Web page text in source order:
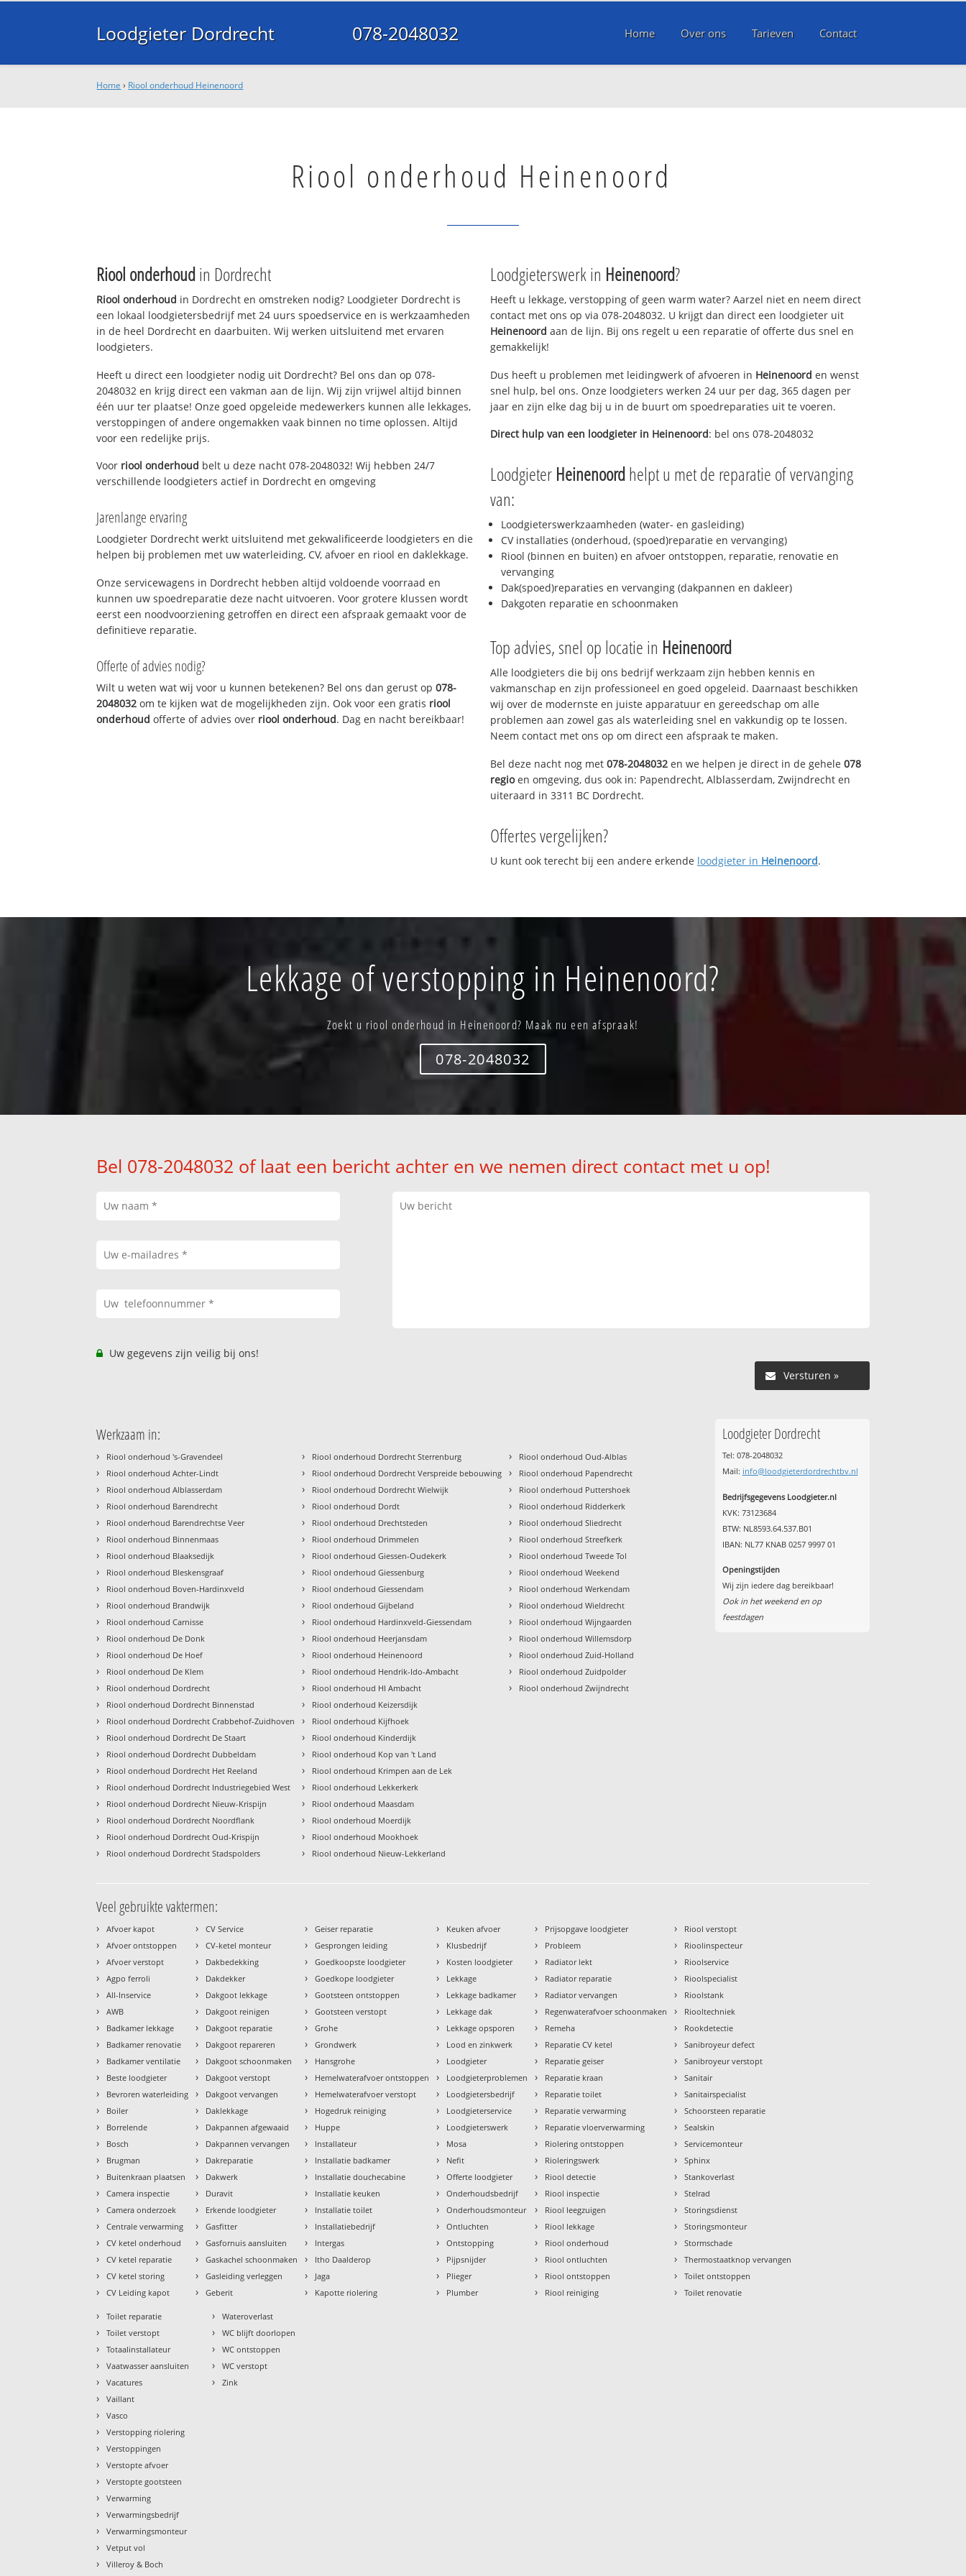
Loodgieter Dordrecht 078-2048032 Home Over ons Tarieven Contact
Home › Riool onderhoud Heinenoord
Riool onderhoud Heinenoord
Riool onderhoudin Dordrecht
Riool onderhoud in Dordrecht en omstreken nodig? Loodgieter Dordrecht is
een lokaal loodgietersbedrijf met 24 uurs spoedservice en is werkzaamheden
in de heel Dordrecht en daarbuiten. Wij werken uitsluitend met ervaren
loodgieters.
Heeft u direct een loodgieter nodig uit Dordrecht? Bel ons dan op 078-
2048032 en krijg direct een vakman aan de lijn. Wij zijn vrijwel altijd binnen
één uur ter plaatse! Onze goed opgeleide medewerkers kunnen alle lekkages,
verstoppingen of andere ongemakken vaak binnen no time oplossen. Altijd
voor een redelijke prijs.
Voor riool onderhoud belt u deze nacht 078-2048032! Wij hebben 24/7
verschillende loodgieters actief in Dordrecht en omgeving
Jarenlange ervaring
Loodgieter Dordrecht werkt uitsluitend met gekwalificeerde loodgieters en die
helpen bij problemen met uw waterleiding, CV, afvoer en riool en daklekkage.
Onze servicewagens in Dordrecht hebben altijd voldoende voorraad en
kunnen uw spoedreparatie deze nacht uitvoeren. Voor grotere klussen wordt
eerst een noodvoorziening getroffen en direct een afspraak gemaakt voor de
definitieve reparatie.
Offerte of advies nodig?
Wilt u weten wat wij voor u kunnen betekenen? Bel ons dan gerust op078-
2048032 om te kijken wat de mogelijkheden zijn. Ook voor een gratis riool
onderhoud offerte of advies over riool onderhoud. Dag en nacht bereikbaar!
Loodgieterswerk in Heinenoord?
Heeft u lekkage, verstopping of geen warm water? Aarzel niet en neem direct
contact met ons op via 078-2048032. U krijgt dan direct een loodgieter uit
Heinenoord aan de lijn. Bij ons regelt u een reparatie of offerte dus snel en
gemakkelijk!
Dus heeft u problemen met leidingwerk of afvoeren in Heinenoord en wenst
snel hulp, bel ons. Onze loodgieters werken 24 uur per dag, 365 dagen per
jaar en zijn elke dag bij u in de buurt om spoedreparaties uit te voeren.
Direct hulp van een loodgieter in Heinenoord: bel ons 078-2048032
Loodgieter Heinenoordhelpt u met de reparatie of vervanging
van:
Loodgieterswerkzaamheden (water- en gasleiding)
CV installaties (onderhoud, (spoed)reparatie en vervanging)
Riool (binnen en buiten) en afvoer ontstoppen, reparatie, renovatie en
vervanging
Dak(spoed)reparaties en vervanging (dakpannen en dakleer)
Dakgoten reparatie en schoonmaken
Top advies, snel op locatie in Heinenoord
Alle loodgieters die bij ons bedrijf werkzaam zijn hebben kennis en
vakmanschap en zijn professioneel en goed opgeleid. Daarnaast beschikken
wij over de modernste en juiste apparatuur en gereedschap om alle
problemen aan zowel gas als waterleiding snel en vakkundig op te lossen.
Neem contact met ons op om direct een afspraak te maken.
Bel deze nacht nog met 078-2048032 en we helpen je direct in de gehele 078
regioen omgeving, dus ook in: Papendrecht, Alblasserdam, Zwijndrecht en
uiteraard in 3311 BC Dordrecht.
Offertes vergelijken?
U kunt ook terecht bij een andere erkende loodgieter in Heinenoord.
Lekkage of verstopping in Heinenoord?
Zoekt u riool onderhoud in Heinenoord? Maak nu een afspraak!
078-2048032
Bel 078-2048032 of laat een bericht achter en we nemen direct contact met u op!
Uw gegevens zijn veilig bij ons!
Versturen »
Werkzaam in:
› Riool onderhoud 's-Gravendeel
› Riool onderhoud Achter-Lindt
› Riool onderhoud Alblasserdam
› Riool onderhoud Barendrecht
› Riool onderhoud Barendrechtse Veer
› Riool onderhoud Binnenmaas
› Riool onderhoud Blaaksedijk
› Riool onderhoud Bleskensgraaf
› Riool onderhoud Boven-Hardinxveld
› Riool onderhoud Brandwijk
› Riool onderhoud Carnisse
› Riool onderhoud De Donk
› Riool onderhoud De Hoef
› Riool onderhoud De Klem
› Riool onderhoud Dordrecht
› Riool onderhoud Dordrecht Binnenstad
› Riool onderhoud Dordrecht Crabbehof-Zuidhoven
› Riool onderhoud Dordrecht De Staart
› Riool onderhoud Dordrecht Dubbeldam
› Riool onderhoud Dordrecht Het Reeland
› Riool onderhoud Dordrecht Industriegebied West
› Riool onderhoud Dordrecht Nieuw-Krispijn
› Riool onderhoud Dordrecht Noordflank
› Riool onderhoud Dordrecht Oud-Krispijn
› Riool onderhoud Dordrecht Stadspolders
› Riool onderhoud Dordrecht Sterrenburg
› Riool onderhoud Dordrecht Verspreide bebouwing
› Riool onderhoud Dordrecht Wielwijk
› Riool onderhoud Dordt
› Riool onderhoud Drechtsteden
› Riool onderhoud Drimmelen
› Riool onderhoud Giessen-Oudekerk
› Riool onderhoud Giessenburg
› Riool onderhoud Giessendam
› Riool onderhoud Gijbeland
› Riool onderhoud Hardinxveld-Giessendam
› Riool onderhoud Heerjansdam
› Riool onderhoud Heinenoord
› Riool onderhoud Hendrik-Ido-Ambacht
› Riool onderhoud HI Ambacht
› Riool onderhoud Keizersdijk
› Riool onderhoud Kijfhoek
› Riool onderhoud Kinderdijk
› Riool onderhoud Kop van 't Land
› Riool onderhoud Krimpen aan de Lek
› Riool onderhoud Lekkerkerk
› Riool onderhoud Maasdam
› Riool onderhoud Moerdijk
› Riool onderhoud Mookhoek
› Riool onderhoud Nieuw-Lekkerland
› Riool onderhoud Oud-Alblas
› Riool onderhoud Papendrecht
› Riool onderhoud Puttershoek
› Riool onderhoud Ridderkerk
› Riool onderhoud Sliedrecht
› Riool onderhoud Streefkerk
› Riool onderhoud Tweede Tol
› Riool onderhoud Weekend
› Riool onderhoud Werkendam
› Riool onderhoud Wieldrecht
› Riool onderhoud Wijngaarden
› Riool onderhoud Willemsdorp
› Riool onderhoud Zuid-Holland
› Riool onderhoud Zuidpolder
› Riool onderhoud Zwijndrecht
Loodgieter Dordrecht
Tel: 078-2048032
Mail: info@loodgieterdordrechtbv.nl
Bedrijfsgegevens Loodgieter.nl
KVK: 73123684
BTW: NL8593.64.537.B01
IBAN: NL77 KNAB 0257 9997 01
Openingstijden
Wij zijn iedere dag bereikbaar!
Ook in het weekend en op
feestdagen
Veel gebruikte vaktermen:
› Afvoer kapot
› Afvoer ontstoppen
› Afvoer verstopt
› Agpo ferroli
› All-Inservice
› AWB
› Badkamer lekkage
› Badkamer renovatie
› Badkamer ventilatie
› Beste loodgieter
› Bevroren waterleiding
› Boiler
› Borrelende
› Bosch
› Brugman
› Buitenkraan plaatsen
› Camera inspectie
› Camera onderzoek
› Centrale verwarming
› CV ketel onderhoud
› CV ketel reparatie
› CV ketel storing
› CV Leiding kapot
› CV Service
› CV-ketel monteur
› Dakbedekking
› Dakdekker
› Dakgoot lekkage
› Dakgoot reinigen
› Dakgoot reparatie
› Dakgoot repareren
› Dakgoot schoonmaken
› Dakgoot verstopt
› Dakgoot vervangen
› Daklekkage
› Dakpannen afgewaaid
› Dakpannen vervangen
› Dakreparatie
› Dakwerk
› Duravit
› Erkende loodgieter
› Gasfitter
› Gasfornuis aansluiten
› Gaskachel schoonmaken
› Gasleiding verleggen
› Geberit
› Geiser reparatie
› Gesprongen leiding
› Goedkoopste loodgieter
› Goedkope loodgieter
› Gootsteen ontstoppen
› Gootsteen verstopt
› Grohe
› Grondwerk
› Hansgrohe
› Hemelwaterafvoer ontstoppen
› Hemelwaterafvoer verstopt
› Hogedruk reiniging
› Huppe
› Installateur
› Installatie badkamer
› Installatie douchecabine
› Installatie keuken
› Installatie toilet
› Installatiebedrijf
› Intergas
› Itho Daalderop
› Jaga
› Kapotte riolering
› Keuken afvoer
› Klusbedrijf
› Kosten loodgieter
› Lekkage
› Lekkage badkamer
› Lekkage dak
› Lekkage opsporen
› Lood en zinkwerk
› Loodgieter
› Loodgieterproblemen
› Loodgietersbedrijf
› Loodgieterservice
› Loodgieterswerk
› Mosa
› Nefit
› Offerte loodgieter
› Onderhoudsbedrijf
› Onderhoudsmonteur
› Ontluchten
› Ontstopping
› Pijpsnijder
› Plieger
› Plumber
› Prijsopgave loodgieter
› Probleem
› Radiator lekt
› Radiator reparatie
› Radiator vervangen
› Regenwaterafvoer schoonmaken
› Remeha
› Reparatie CV ketel
› Reparatie geiser
› Reparatie kraan
› Reparatie toilet
› Reparatie verwarming
› Reparatie vloerverwarming
› Riolering ontstoppen
› Rioleringswerk
› Riool detectie
› Riool inspectie
› Riool leegzuigen
› Riool lekkage
› Riool onderhoud
› Riool ontluchten
› Riool ontstoppen
› Riool reiniging
› Riool verstopt
› Rioolinspecteur
› Rioolservice
› Rioolspecialist
› Rioolstank
› Riooltechniek
› Rookdetectie
› Sanibroyeur defect
› Sanibroyeur verstopt
› Sanitair
› Sanitairspecialist
› Schoorsteen reparatie
› Sealskin
› Servicemonteur
› Sphinx
› Stankoverlast
› Stelrad
› Storingsdienst
› Storingsmonteur
› Stormschade
› Thermostaatknop vervangen
› Toilet ontstoppen
› Toilet renovatie
› Toilet reparatie
› Toilet verstopt
› Totaalinstallateur
› Vaatwasser aansluiten
› Vacatures
› Vaillant
› Vasco
› Verstopping riolering
› Verstoppingen
› Verstopte afvoer
› Verstopte gootsteen
› Verwarming
› Verwarmingsbedrijf
› Verwarmingsmonteur
› Vetput vol
› Villeroy & Boch
› Wateroverlast
› WC blijft doorlopen
› WC ontstoppen
› WC verstopt
› Zink